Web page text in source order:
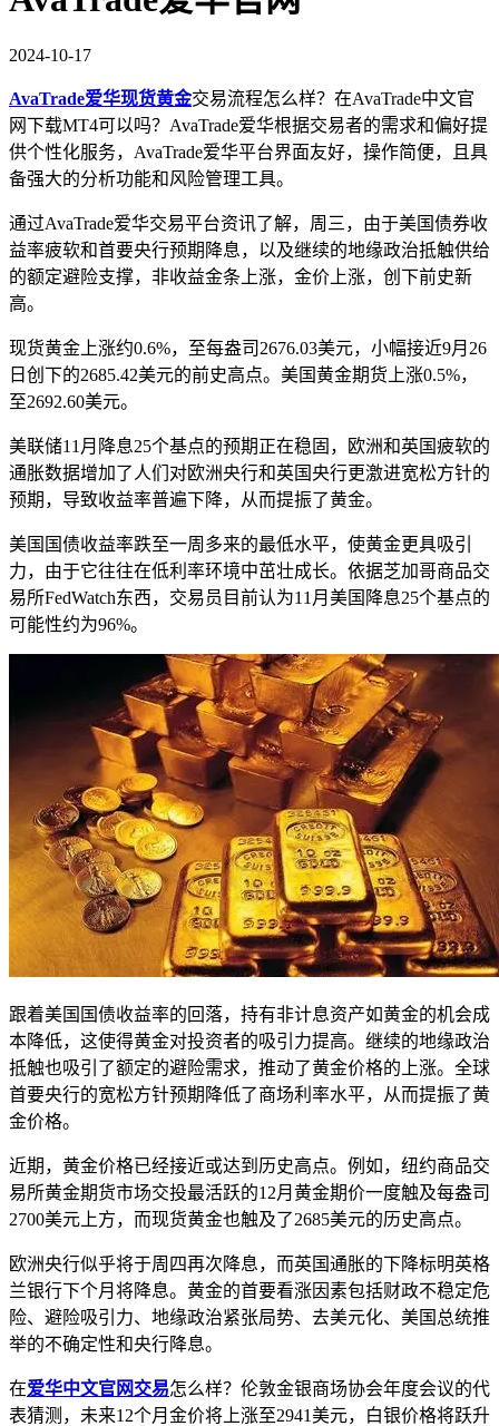
2024-10-17
AvaTrade爱华现货黄金交易流程怎么样？在AvaTrade中文官
网下载MT4可以吗？AvaTrade爱华根据交易者的需求和偏好提
供个性化服务，AvaTrade爱华平台界面友好，操作简便，且具
备强大的分析功能和风险管理工具。
通过AvaTrade爱华交易平台资讯了解，周三，由于美国债券收
益率疲软和首要央行预期降息，以及继续的地缘政治抵触供给
的额定避险支撑，非收益金条上涨，金价上涨，创下前史新
高。
现货黄金上涨约0.6%，至每盎司2676.03美元，小幅接近9月26
日创下的2685.42美元的前史高点。美国黄金期货上涨0.5%，
至2692.60美元。
美联储11月降息25个基点的预期正在稳固，欧洲和英国疲软的
通胀数据增加了人们对欧洲央行和英国央行更激进宽松方针的
预期，导致收益率普遍下降，从而提振了黄金。
美国国债收益率跌至一周多来的最低水平，使黄金更具吸引
力，由于它往往在低利率环境中茁壮成长。依据芝加哥商品交
易所FedWatch东西，交易员目前认为11月美国降息25个基点的
可能性约为96%。
跟着美国国债收益率的回落，持有非计息资产如黄金的机会成
本降低，这使得黄金对投资者的吸引力提高。继续的地缘政治
抵触也吸引了额定的避险需求，推动了黄金价格的上涨。全球
首要央行的宽松方针预期降低了商场利率水平，从而提振了黄
金价格。
近期，黄金价格已经接近或达到历史高点。例如，纽约商品交
易所黄金期货市场交投最活跃的12月黄金期价一度触及每盎司
2700美元上方，而现货黄金也触及了2685美元的历史高点。
欧洲央行似乎将于周四再次降息，而英国通胀的下降标明英格
兰银行下个月将降息。黄金的首要看涨因素包括财政不稳定危
险、避险吸引力、地缘政治紧张局势、去美元化、美国总统推
举的不确定性和央行降息。
在爱华中文官网交易怎么样？伦敦金银商场协会年度会议的代
表猜测，未来12个月金价将上涨至2941美元，白银价格将跃升